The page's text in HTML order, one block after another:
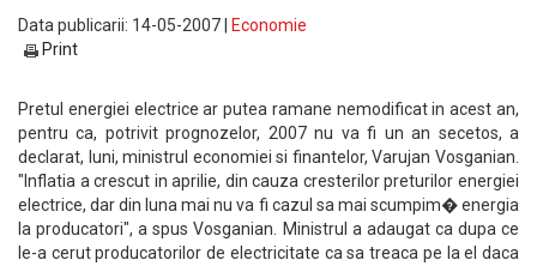
Data publicarii: 14-05-2007 |
Economie
Print
Pretul energiei electrice ar putea ramane nemodificat in acest an,
pentru ca, potrivit prognozelor, 2007 nu va fi un an secetos, a
declarat, luni, ministrul economiei si finantelor, Varujan Vosganian.
"Inflatia a crescut in aprilie, din cauza cresterilor preturilor energiei
electrice, dar din luna mai nu va fi cazul sa mai scumpim� energia
la producatori", a spus Vosganian. Ministrul a adaugat ca dupa ce
le-a cerut producatorilor de electricitate ca sa treaca pe la el daca